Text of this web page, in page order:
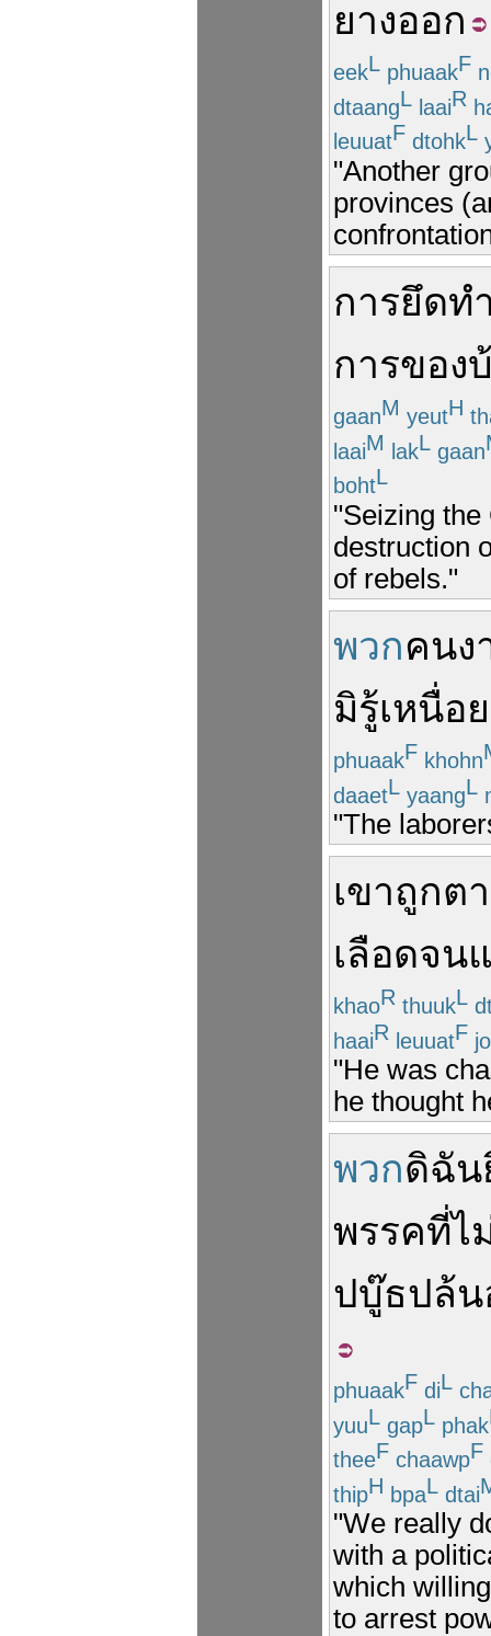
ยางออก
eekL phuaakF
dtaangL laaiR
leuuatF dtohkL
"Another
provinces
การยึดท
การของ
gaanM yeutH
laaiM lakL gaan
bohtL
"Seizing the
destruction
of rebels."
พวกคนง
มิรู้เหนื่อย
phuaakF khohn
daaetL yaangL
"The
เขาถูกต
เลือดจน
khaoR thuukL
haaiR leuuatF
"He was
he thought
พวกดิฉัน
พรรคที่ไ
ปบู๊ธปล้น
phuaakF diL
yuuL gapL phak
theeF chaawpF
thipH bpaL dtai
"We really
with a
which
to arrest